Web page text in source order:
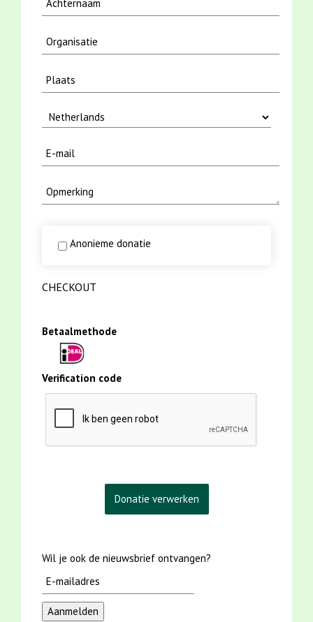
Anonieme donatie
CHECKOUT
Betaalmethode
Verification code
Wil je ook de nieuwsbrief ontvangen?